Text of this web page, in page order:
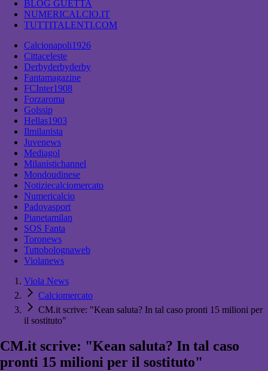
BLOG GUETTA
NUMERICALCIO.IT
TUTTITALENTI.COM
Calcionapoli1926
Cittaceleste
Derbyderbyderby
Fantamagazine
FCInter1908
Forzaroma
Golssip
Hellas1903
Ilmilanista
Juvenews
Mediagol
Milanistichannel
Mondoudinese
Notiziecalciomercato
Numericalcio
Padovasport
Pianetamilan
SOS Fanta
Toronews
Tuttobolognaweb
Violanews
Viola News
Calciomercato
CM.it scrive: "Kean saluta? In tal caso pronti 15 milioni per
il sostituto"
CM.it scrive: "Kean saluta? In tal caso
pronti 15 milioni per il sostituto"